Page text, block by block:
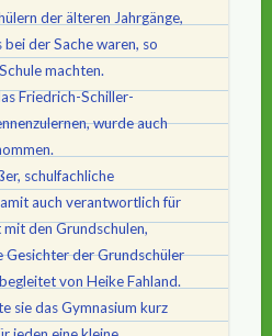
der älteren Jahrgänge,
der Sache waren, so
machten.
Friedrich-Schiller-
wurde auch
schulfachliche
auch verantwortlich für
den Grundschulen,
Gesichter der Grundschüler
von Heike Fahland.
sie das Gymnasium kurz